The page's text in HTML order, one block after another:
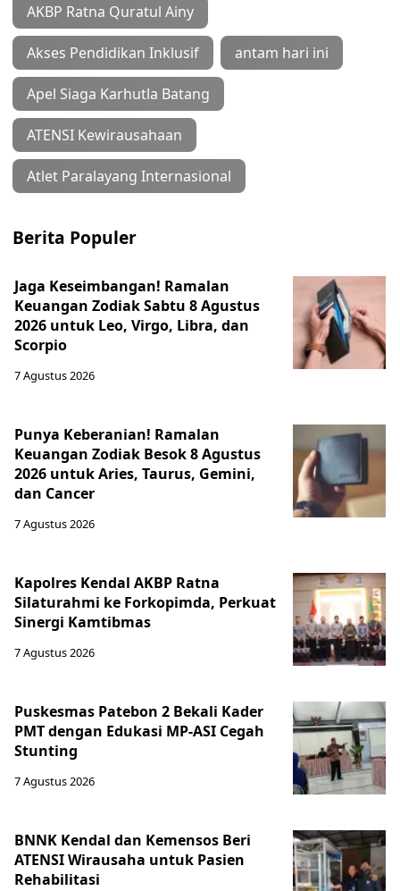
AKBP Ratna Quratul Ainy
Akses Pendidikan Inklusif antam hari ini
Apel Siaga Karhutla Batang
ATENSI Kewirausahaan
Atlet Paralayang Internasional
Berita Populer
Jaga Keseimbangan! Ramalan
Keuangan Zodiak Sabtu 8 Agustus
2026 untuk Leo, Virgo, Libra, dan
Scorpio
7 Agustus 2026
Punya Keberanian! Ramalan
Keuangan Zodiak Besok 8 Agustus
2026 untuk Aries, Taurus, Gemini,
dan Cancer
7 Agustus 2026
Kapolres Kendal AKBP Ratna
Silaturahmi ke Forkopimda, Perkuat
Sinergi Kamtibmas
7 Agustus 2026
Puskesmas Patebon 2 Bekali Kader
PMT dengan Edukasi MP-ASI Cegah
Stunting
7 Agustus 2026
BNNK Kendal dan Kemensos Beri
ATENSI Wirausaha untuk Pasien
Rehabilitasi